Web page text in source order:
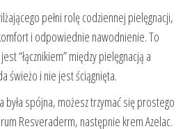
pełni rolę codziennej pielęgnacji,
i odpowiednie nawodnienie. To
“łącznikiem” między pielęgnacją a
świeżo i nie jest ściągnięta.
była spójna, możesz trzymać się prostego
Resveraderm, następnie krem Azelac.